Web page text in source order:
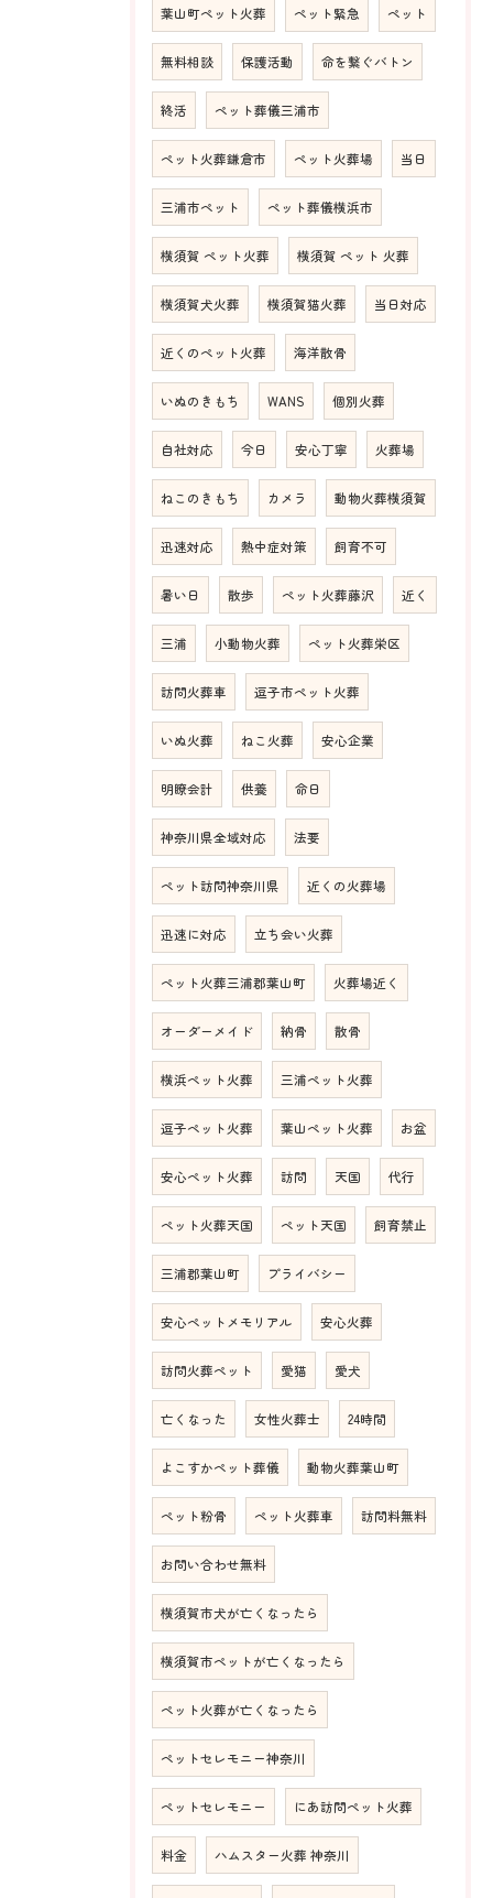
葉山町ペット火葬 ペット緊急 ペット
無料相談 保護活動 命を繋ぐバトン
終活 ペット葬儀三浦市
ペット火葬鎌倉市 ペット火葬場 当日
三浦市ペット ペット葬儀横浜市
横須賀 ペット火葬 横須賀 ペット 火葬
横須賀犬火葬 横須賀猫火葬 当日対応
近くのペット火葬 海洋散骨
いぬのきもち WANS 個別火葬
自社対応 今日 安心丁寧 火葬場
ねこのきもち カメラ 動物火葬横須賀
迅速対応 熱中症対策 飼育不可
暑い日 散歩 ペット火葬藤沢 近く
三浦 小動物火葬 ペット火葬栄区
訪問火葬車 逗子市ペット火葬
いぬ火葬 ねこ火葬 安心企業
明瞭会計 供養 命日
神奈川県全域対応 法要
ペット訪問神奈川県 近くの火葬場
迅速に対応 立ち会い火葬
ペット火葬三浦郡葉山町 火葬場近く
オーダーメイド 納骨 散骨
横浜ペット火葬 三浦ペット火葬
逗子ペット火葬 葉山ペット火葬 お盆
安心ペット火葬 訪問 天国 代行
ペット火葬天国 ペット天国 飼育禁止
三浦郡葉山町 プライバシー
安心ペットメモリアル 安心火葬
訪問火葬ペット 愛猫 愛犬
亡くなった 女性火葬士 24時間
よこすかペット葬儀 動物火葬葉山町
ペット粉骨 ペット火葬車 訪問料無料
お問い合わせ無料
横須賀市犬が亡くなったら
横須賀市ペットが亡くなったら
ペット火葬が亡くなったら
ペットセレモニー神奈川
ペットセレモニー にあ訪問ペット火葬
料金 ハムスター火葬 神奈川